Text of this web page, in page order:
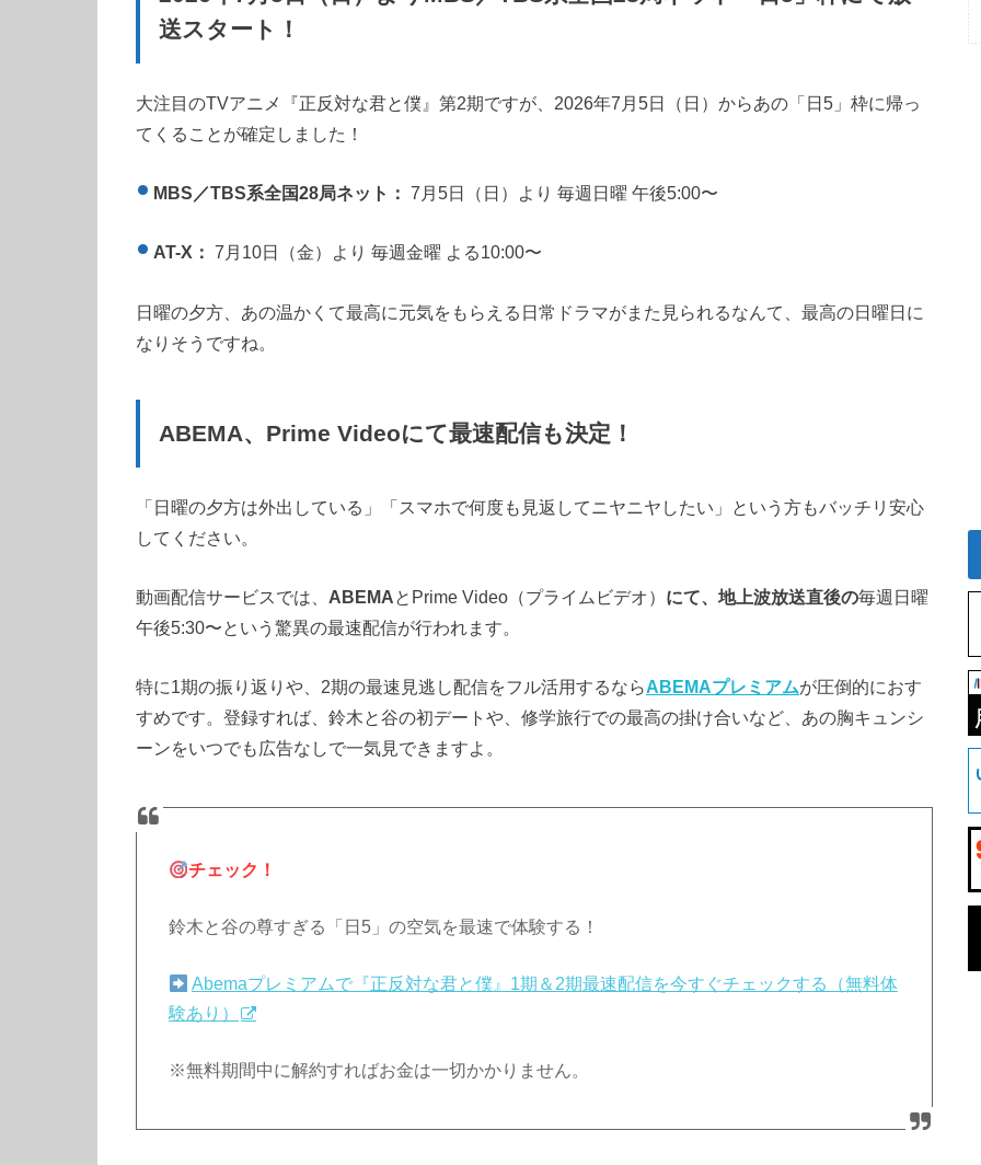
送スタート！
大注目のTVアニメ『正反対な君と僕』第2期ですが、2026年7月5日（日）からあの「日5」枠に帰っ
てくることが確定しました！
MBS／TBS系全国28局ネット： 7月5日（日）より 毎週日曜 午後5:00〜
AT-X： 7月10日（金）より 毎週金曜 よる10:00〜
日曜の夕方、あの温かくて最高に元気をもらえる日常ドラマがまた見られるなんて、最高の日曜日に
なりそうですね。
ABEMA、Prime Videoにて最速配信も決定！
「日曜の夕方は外出している」「スマホで何度も見返してニヤニヤしたい」という方もバッチリ安心
してください。
動画配信サービスでは、 ABEMAとPrime Video（プライムビデオ） にて、地上波放送直後の毎週日曜
午後5:30〜という驚異の最速配信が行われます。
特に1期の振り返りや、2期の最速見逃し配信をフル活用するならABEMAプレミアムが圧倒的におす
すめです。登録すれば、鈴木と谷の初デートや、修学旅行での最高の掛け合いなど、あの胸キュンシ
ーンをいつでも広告なしで一気見できますよ。
チェック！
鈴木と谷の尊すぎる「日5」の空気を最速で体験する！
Abemaプレミアムで『正反対な君と僕』1期＆2期最速配信を今すぐチェックする（無料体
験あり）
※無料期間中に解約すればお金は一切かかりません。